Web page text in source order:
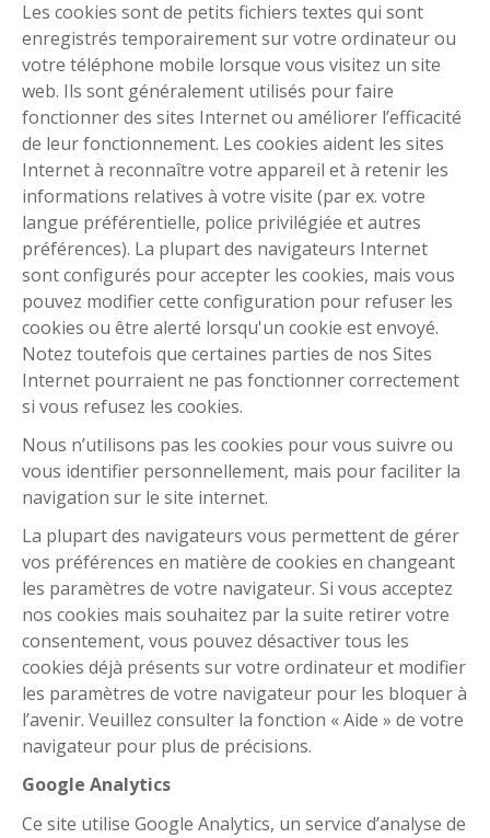
Les cookies sont de petits fichiers textes qui sont
enregistrés temporairement sur votre ordinateur ou
votre téléphone mobile lorsque vous visitez un site
web. Ils sont généralement utilisés pour faire
fonctionner des sites Internet ou améliorer l’efficacité
de leur fonctionnement. Les cookies aident les sites
Internet à reconnaître votre appareil et à retenir les
informations relatives à votre visite (par ex. votre
langue préférentielle, police privilégiée et autres
préférences). La plupart des navigateurs Internet
sont configurés pour accepter les cookies, mais vous
pouvez modifier cette configuration pour refuser les
cookies ou être alerté lorsqu'un cookie est envoyé.
Notez toutefois que certaines parties de nos Sites
Internet pourraient ne pas fonctionner correctement
si vous refusez les cookies.
Nous n’utilisons pas les cookies pour vous suivre ou
vous identifier personnellement, mais pour faciliter la
navigation sur le site internet.
La plupart des navigateurs vous permettent de gérer
vos préférences en matière de cookies en changeant
les paramètres de votre navigateur. Si vous acceptez
nos cookies mais souhaitez par la suite retirer votre
consentement, vous pouvez désactiver tous les
cookies déjà présents sur votre ordinateur et modifier
les paramètres de votre navigateur pour les bloquer à
l’avenir. Veuillez consulter la fonction « Aide » de votre
navigateur pour plus de précisions.
Google Analytics
Ce site utilise Google Analytics, un service d’analyse de